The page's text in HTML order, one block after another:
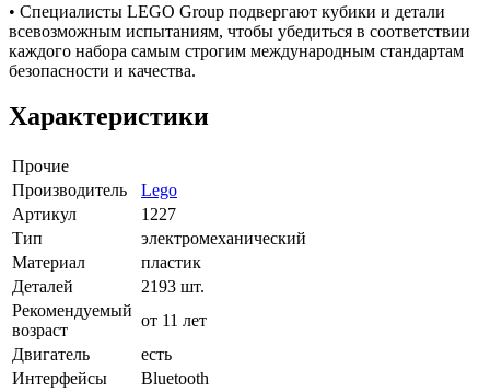
• Специалисты LEGO Group подвергают кубики и детали
всевозможным испытаниям, чтобы убедиться в соответствии
каждого набора самым строгим международным стандартам
безопасности и качества.
Характеристики
Прочие
Производитель
Lego
Артикул
1227
Тип
электромеханический
Материал
пластик
Деталей
2193 шт.
Рекомендуемый
возраст
от 11 лет
Двигатель
есть
Интерфейсы
Bluetooth